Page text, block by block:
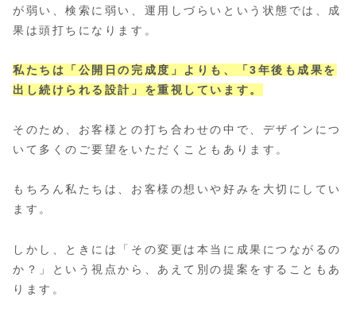
が弱い、検索に弱い、運用しづらいという状態では、成
果は頭打ちになります。
私たちは「公開日の完成度」よりも、「3年後も成果を
出し続けられる設計」を重視しています。
そのため、お客様との打ち合わせの中で、デザインにつ
いて多くのご要望をいただくこともあります。
もちろん私たちは、お客様の想いや好みを大切にしてい
ます。
しかし、ときには「その変更は本当に成果につながるの
か？」という視点から、あえて別の提案をすることもあ
ります。